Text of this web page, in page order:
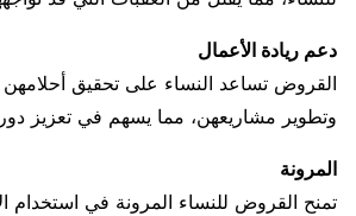
دعم ريادة الأعمال
القروض تساعد النساء على تحقيق أحلامهن
وتطوير مشاريعهن، مما يسهم في تعزيز دور
المرونة
تمنح القروض للنساء المرونة في استخدام